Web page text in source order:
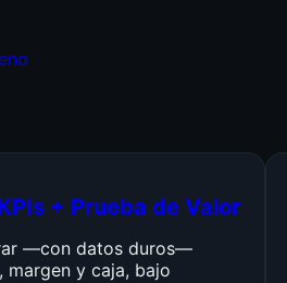
+ Prueba de Valor
—con datos duros—
margen y caja, bajo